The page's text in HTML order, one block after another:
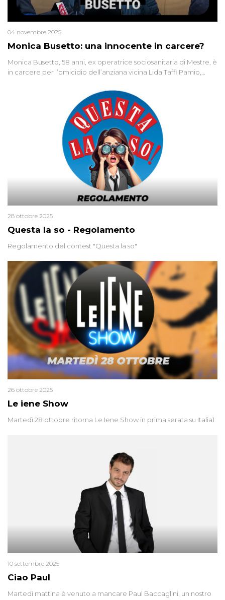
Monica Busetto: una innocente in carcere?
04 novembre 2025
Monica Busetto, 58 anni, ex operatrice sociosanitaria di Mestre, è
in carcere per l’omicidio dell’anziana vicina Lida Taffi Pamio,
minuscola su una collanina, Monica si proclama innocente. Nel
2015 un’altra donna confessa lo stesso delitto, poi ritratta. Due
colpevoli per un solo omicidio: errore giudiziario o giustizia
Questa la so - Regolamento
28 ottobre 2025
Regolamento del contest "Questa la so"
Le iene Show
26 ottobre 2025
Martedì 28 ottobre ritorna Le Iene Show in prima serata su Italia1
Ciao Paul
10 settembre 2025
Martedì mattina è venuto a mancare Paul Baccaglini, un nostro